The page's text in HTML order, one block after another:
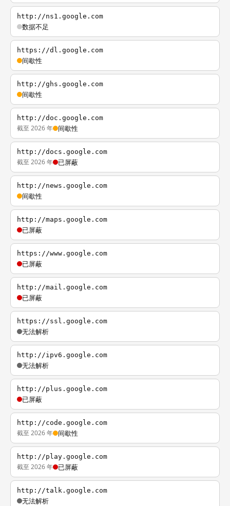
http://ns1.google.com
数据不足
https://dl.google.com
间歇性
http://ghs.google.com
间歇性
http://doc.google.com
截至 2026 年 间歇性
http://docs.google.com
截至 2026 年 已屏蔽
http://news.google.com
间歇性
http://maps.google.com
已屏蔽
https://www.google.com
已屏蔽
http://mail.google.com
已屏蔽
https://ssl.google.com
无法解析
http://ipv6.google.com
无法解析
http://plus.google.com
已屏蔽
http://code.google.com
截至 2026 年 间歇性
http://play.google.com
截至 2026 年 已屏蔽
http://talk.google.com
无法解析